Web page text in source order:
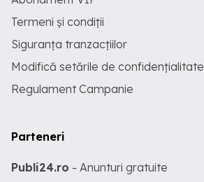
Termeni și condiții
Siguranța tranzacțiilor
Modifică setările de confidențialitate
Regulament Campanie
Parteneri
Publi24.ro - Anunturi gratuite